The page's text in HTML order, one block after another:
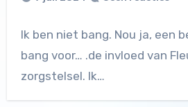
Ik ben niet bang. Nou ja, een
bang voor… .de invloed van
zorgstelsel. Ik…